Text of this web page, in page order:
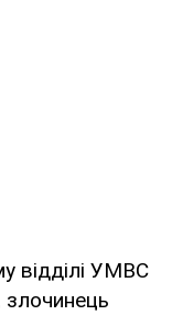
відділі УМВС
злочинець